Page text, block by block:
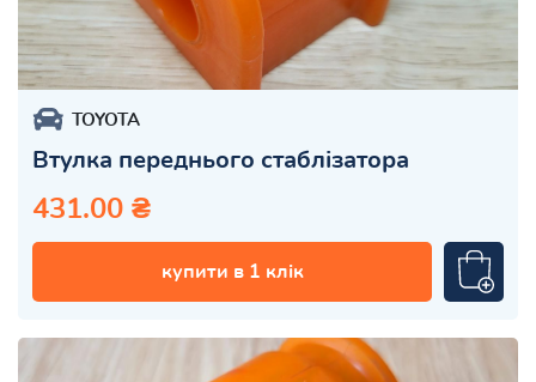
TOYOTA
Втулка переднього стаблізатора
431.00 ₴
купити в 1 клік